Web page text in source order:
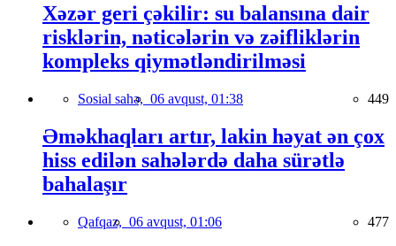
Xəzər geri çəkilir: su balansına dair
risklərin, nəticələrin və zəifliklərin
kompleks qiymətləndirilməsi
Sosial sahə, 06 avqust, 01:38 449
Əməkhaqları artır, lakin həyat ən çox
hiss edilən sahələrdə daha sürətlə
bahalaşır
Qafqaz, 06 avqust, 01:06 477